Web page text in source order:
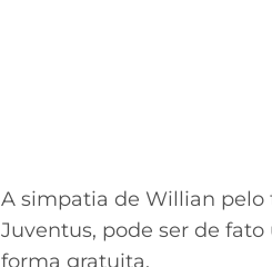
A simpatia de Willian pelo
Juventus, pode ser de
forma gratuita.